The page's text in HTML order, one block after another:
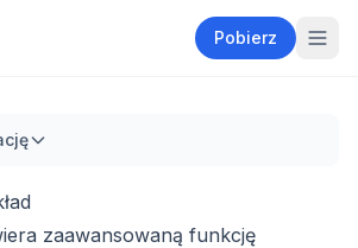
Pobierz
zaawansowaną funkcję